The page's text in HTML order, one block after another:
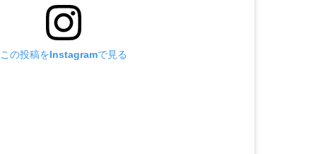
この投稿をInstagramで見る